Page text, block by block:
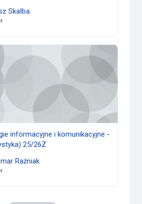
Skałba
informacyjne i komunikacyjne - gr. WR
informacyjne i komunikacyjne -
25/26Z
Raźniak